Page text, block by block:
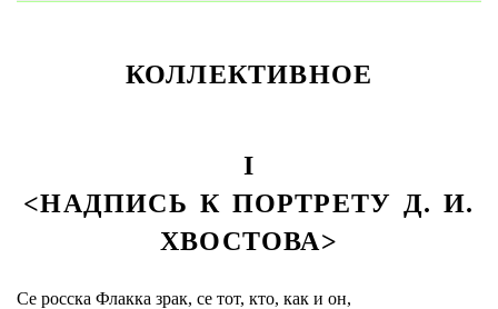
КОЛЛЕКТИВНОЕ
I
<НАДПИСЬ К ПОРТРЕТУ Д. И.
ХВОСТОВА>
Се росска Флакка зрак, се тот, кто, как и он,